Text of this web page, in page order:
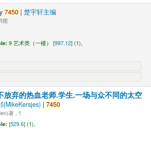
7450 | 楚宇轩主编
馆
9 艺术类（一楼） [997.12] (1),
放弃的热血老师.学生.一场与众不同的太空
(MikeKersjes) | 7450
著 , 1
[529.6] (1),